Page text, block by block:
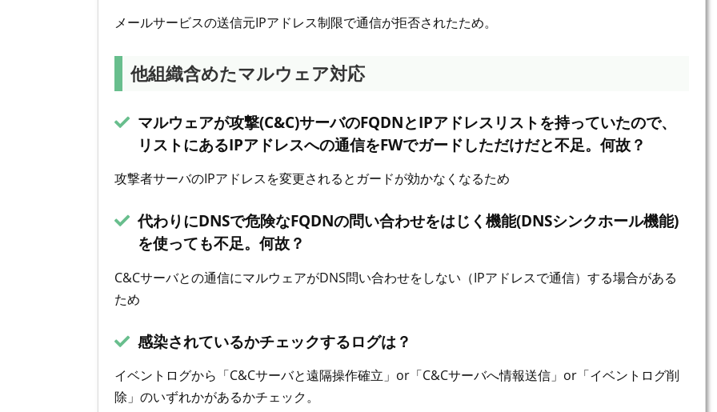
メールサービスの送信元IPアドレス制限で通信が拒否されたため。
他組織含めたマルウェア対応
マルウェアが攻撃(C&C)サーバのFQDNとIPアドレスリストを持っていたので、
リストにあるIPアドレスへの通信をFWでガードしただけだと不足。何故？
攻撃者サーバのIPアドレスを変更されるとガードが効かなくなるため
代わりにDNSで危険なFQDNの問い合わせをはじく機能(DNSシンクホール機能)
を使っても不足。何故？
C&Cサーバとの通信にマルウェアがDNS問い合わせをしない（IPアドレスで通信）する場合がある
ため
感染されているかチェックするログは？
イベントログから「C&Cサーバと遠隔操作確立」or「C&Cサーバへ情報送信」or「イベントログ削
除」のいずれかがあるかチェック。